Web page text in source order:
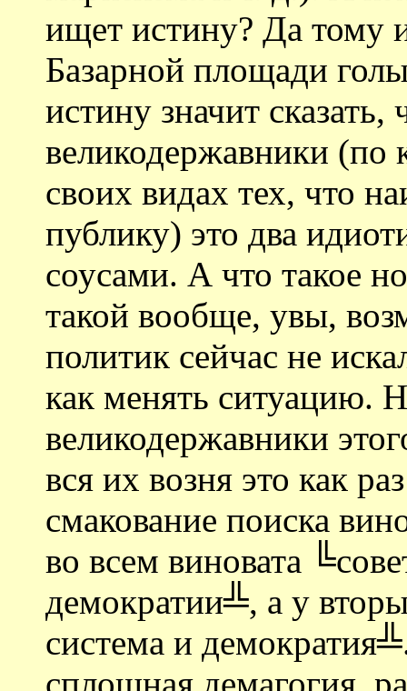
ищет истину? Да тому
Базарной площади
истину значит
великодержавники
своих видах тех, что
публику) это два
соусами. А что такое
такой вообще, увы,
политик сейчас не
как менять ситуацию.
великодержавники
вся их возня это как
смакование поиска
во всем виновата
демократии╩, а у
система и